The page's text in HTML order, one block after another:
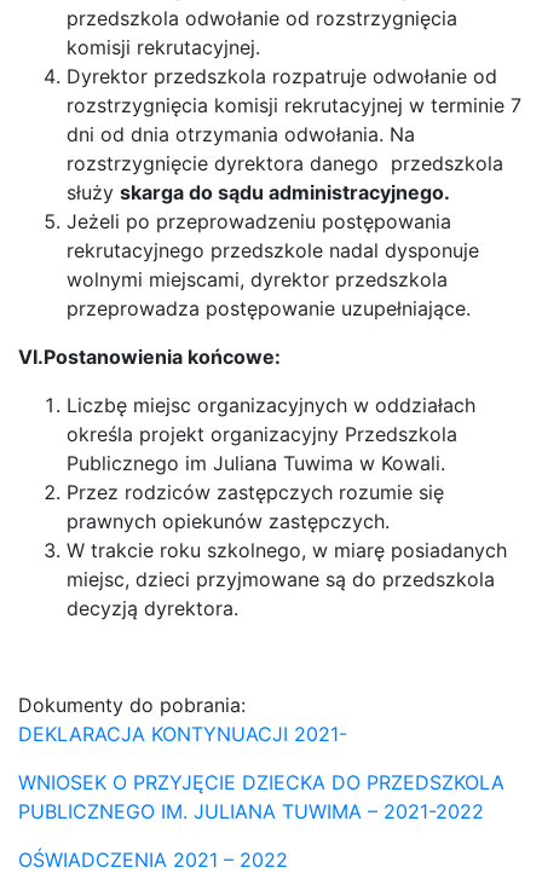
przedszkola odwołanie od rozstrzygnięcia
komisji rekrutacyjnej.
Dyrektor przedszkola rozpatruje odwołanie od
rozstrzygnięcia komisji rekrutacyjnej w terminie 7
dni od dnia otrzymania odwołania. Na
rozstrzygnięcie dyrektora danego przedszkola
służy skarga do sądu administracyjnego.
Jeżeli po przeprowadzeniu postępowania
rekrutacyjnego przedszkole nadal dysponuje
wolnymi miejscami, dyrektor przedszkola
przeprowadza postępowanie uzupełniające.
VI.Postanowienia końcowe:
Liczbę miejsc organizacyjnych w oddziałach
określa projekt organizacyjny Przedszkola
Publicznego im Juliana Tuwima w Kowali.
Przez rodziców zastępczych rozumie się
prawnych opiekunów zastępczych.
W trakcie roku szkolnego, w miarę posiadanych
miejsc, dzieci przyjmowane są do przedszkola
decyzją dyrektora.
Dokumenty do pobrania:
DEKLARACJA KONTYNUACJI 2021-
WNIOSEK O PRZYJĘCIE DZIECKA DO PRZEDSZKOLA
PUBLICZNEGO IM. JULIANA TUWIMA – 2021-2022
OŚWIADCZENIA 2021 – 2022